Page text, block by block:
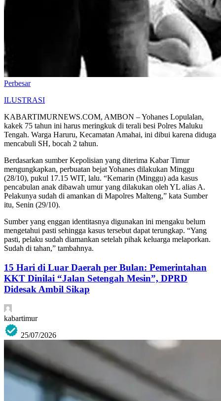
Perbesar
ILUSTRASI
KABARTIMURNEWS.COM, AMBON – Yohanes Lopulalan,
kakek 75 tahun ini harus meringkuk di terali besi Polres Maluku
Tengah. Warga Haruru, Kecamatan Amahai, ini dibui karena diduga
mencabuli SH, bocah 2 tahun.
Berdasarkan sumber Kepolisian yang diterima Kabar Timur
mengungkapkan, perbuatan bejat Yohanes dilakukan Minggu
(28/10), pukul 17.15 WIT, lalu. “Kemarin (Minggu) ada kasus
pencabulan anak dibawah umur yang dilakukan oleh YL alias A.
Pelakunya sudah di amankan di Mapolres Malteng,” kata Sumber
itu, Senin (29/10).
Sumber yang enggan identitasnya digunakan ini mengaku belum
mengetahui pasti sehingga kasus tersebut dapat terungkap. “Yang
pasti, pelaku sudah diamankan setelah pihak keluarga melaporkan.
Sudah di tahan,” tambahnya.
15 Hari di Luar Daerah per Bulan: Pemerintahan
KKT Dinilai “Jalan Setengah Mesin”, DPRD
Didesak Ambil Sikap
kabartimur
25/07/2026